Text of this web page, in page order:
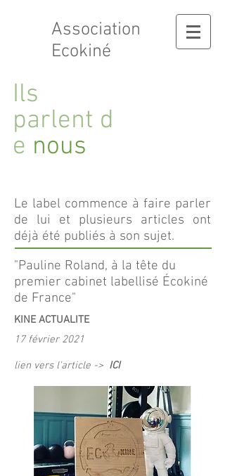
Association
Ecokiné
Ils
parlent d
e nous
Le label commence à faire parler
de lui et plusieurs articles ont
déjà été publiés à son sujet.
"Pauline Roland, à la tête du
premier cabinet labellisé Écokiné
de France"
KINE ACTUALITE
17 février 2021
lien vers l'article -> ICI